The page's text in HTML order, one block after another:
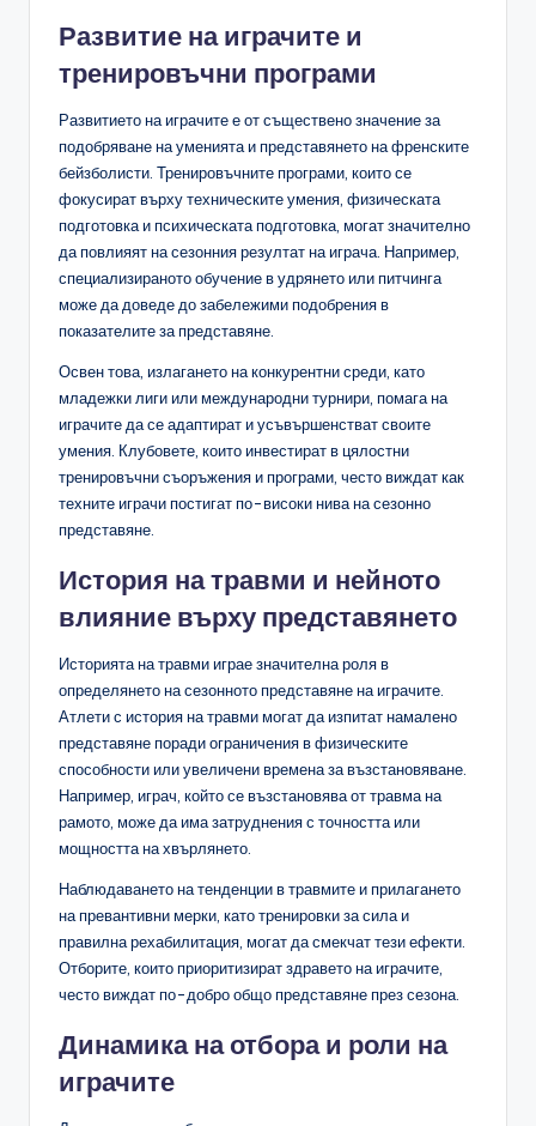
Развитие на играчите и
тренировъчни програми
Развитието на играчите е от съществено значение за
подобряване на уменията и представянето на френските
бейзболисти. Тренировъчните програми, които се
фокусират върху техническите умения, физическата
подготовка и психическата подготовка, могат значително
да повлияят на сезонния резултат на играча. Например,
специализираното обучение в удрянето или питчинга
може да доведе до забележими подобрения в
показателите за представяне.
Освен това, излагането на конкурентни среди, като
младежки лиги или международни турнири, помага на
играчите да се адаптират и усъвършенстват своите
умения. Клубовете, които инвестират в цялостни
тренировъчни съоръжения и програми, често виждат как
техните играчи постигат по-високи нива на сезонно
представяне.
История на травми и нейното
влияние върху представянето
Историята на травми играе значителна роля в
определянето на сезонното представяне на играчите.
Атлети с история на травми могат да изпитат намалено
представяне поради ограничения в физическите
способности или увеличени времена за възстановяване.
Например, играч, който се възстановява от травма на
рамото, може да има затруднения с точността или
мощността на хвърлянето.
Наблюдаването на тенденции в травмите и прилагането
на превантивни мерки, като тренировки за сила и
правилна рехабилитация, могат да смекчат тези ефекти.
Отборите, които приоритизират здравето на играчите,
често виждат по-добро общо представяне през сезона.
Динамика на отбора и роли на
играчите